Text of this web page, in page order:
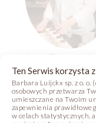
Ten Serwis korzysta
Barbara Luijckx sp. z o.
osobowych przetwarza
umieszczane na Twoim
zapewnienia
w celach statystycznych,
Ana
Pastry Chef
pracą